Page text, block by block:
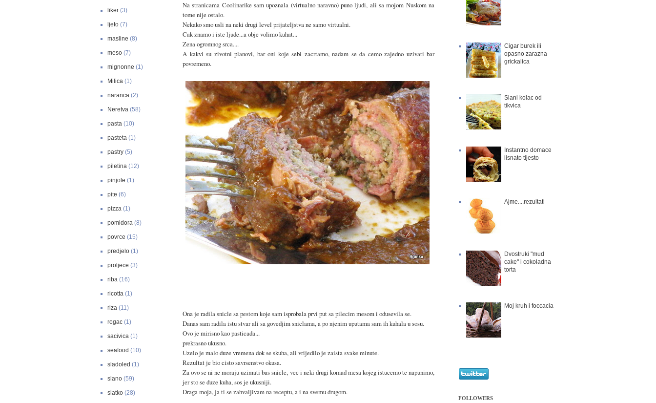
liker (3)
ljeto (7)
masline (8)
meso (7)
mignonne (1)
Milica (1)
naranca (2)
Neretva (58)
pasta (10)
pasteta (1)
pastry (5)
piletina (12)
pinjole (1)
pite (6)
pizza (1)
pomidora (8)
povrce (15)
predjelo (1)
proljece (3)
riba (16)
ricotta (1)
riza (11)
rogac (1)
sacivica (1)
seafood (10)
sladoled (1)
slano (59)
slatko (28)
Na stranicama Coolinarike sam upoznala (virtualno naravno) puno ljudi, ali sa mojom Nuskom na
tome nije ostalo.
Nekako smo usli na neki drugi level prijateljstva ne samo virtualni.
Cak znamo i iste ljude...a obje volimo kuhat...
Zena ogromnog srca....
A kakvi su zivotni planovi, bar oni koje sebi zacrtamo, nadam se da cemo zajedno uzivati bar
povremeno.
Ona je radila snicle sa pestom koje sam isprobala prvi put sa pilecim mesom i odusevila se.
Danas sam radila istu stvar ali sa govedjim sniclama, a po njenim uputama sam ih kuhala u sosu.
Ovo je mirisno kao pasticada...
prekrasno ukusno.
Uzelo je malo duze vremena dok se skuha, ali vrijedilo je zaista svake minute.
Rezultat je bio cisto savrsenstvo okusa.
Za ovo se ni ne moraju uzimati bas snicle, vec i neki drugi komad mesa kojeg istucemo te napunimo,
jer sto se duze kuha, sos je ukusniji.
Draga moja, ja ti se zahvaljivam na receptu, a i na svemu drugom.
Cigar burek ili
opasno zarazna
grickalica
Slani kolac od
tikvica
Instantno domace
lisnato tijesto
Ajme....rezultati
Dvostruki "mud
cake" i cokoladna
torta
Moj kruh i foccacia
FOLLOWERS